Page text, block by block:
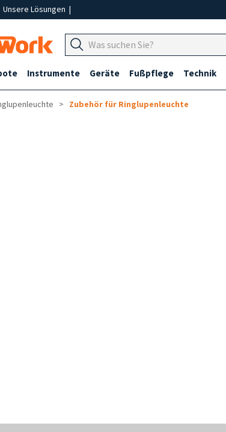
Unsere Lösungen |
Instrumente Geräte Fußpflege Technik
Zubehör für Ringlupenleuchte